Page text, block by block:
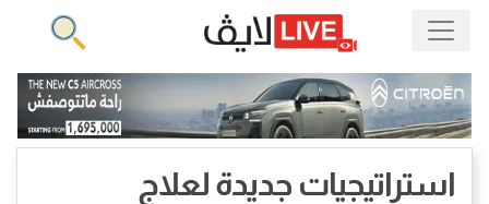
استراتيجيات جديدة لعلاج